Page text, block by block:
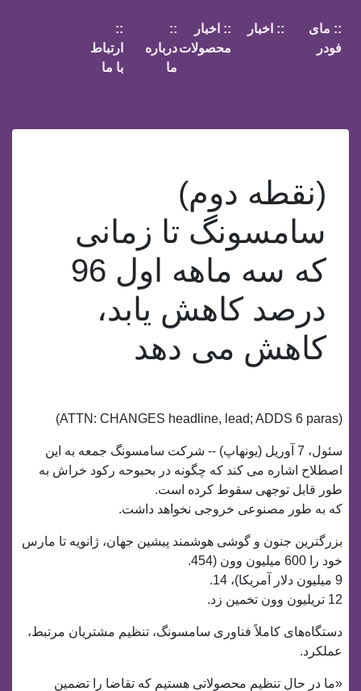
:: مای
فودر
:: اخبار
:: اخبار
محصولات
::
درباره
ما
::
ارتباط
با ما
(نقطه دوم)
سامسونگ تا زمانی
که سه ماهه اول 96
درصد کاهش یابد،
کاهش می دهد
(ATTN: CHANGES headline, lead; ADDS 6 paras)
سئول، 7 آوریل (یونهاپ) -- شرکت سامسونگ جمعه به این
اصطلاح اشاره می کند که چگونه در بحبوحه رکود خراش به
طور قابل توجهی سقوط کرده است.
که به طور مصنوعی خروجی نخواهد داشت.
بزرگترین جنون و گوشی هوشمند پیشین جهان، ژانویه تا مارس
خود را 600 میلیون وون (454.
9 میلیون دلار آمریکا)، 14.
12 تریلیون وون تخمین زد.
دستگاه‌های کاملاً فناوری سامسونگ، تنظیم مشتریان مرتبط،
عملکرد.
«ما در حال تنظیم محصولاتی هستیم که تقاضا را تضمین